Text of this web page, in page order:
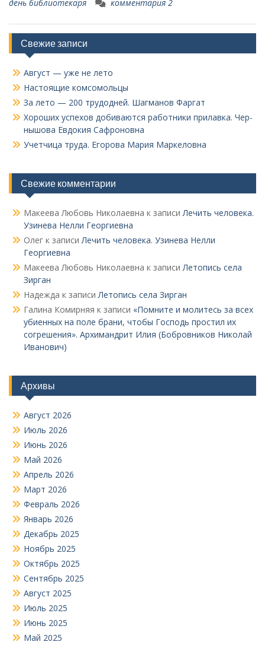
день библиотекаря
комментария 2
Свежие записи
Август — уже не лето
Настоящие комсомольцы
За лето — 200 трудодней. Шагманов Фаргат
Хороших успехов добиваются работники прилавка. Чер­
нышова Евдокия Сафроновна
Учетчица труда. Его­рова Мария Маркеловна
Свежие комментарии
Макеева Любовь Николаевна к записиЛечить человека.
Узинева Нелли Георгиевна
Олег к записиЛечить человека. Узинева Нелли
Георгиевна
Макеева Любовь Николаевна к записиЛетопись села
Зирган
Надежда к записиЛетопись села Зирган
Галина Комирняя к записи «Помните и молитесь за всех
убиенных на поле брани, чтобы Господь простил их
согрешения». Архимандрит Илия (Бобровников Николай
Иванович)
Архивы
Август 2026
Июль 2026
Июнь 2026
Май 2026
Апрель 2026
Март 2026
Февраль 2026
Январь 2026
Декабрь 2025
Ноябрь 2025
Октябрь 2025
Сентябрь 2025
Август 2025
Июль 2025
Июнь 2025
Май 2025